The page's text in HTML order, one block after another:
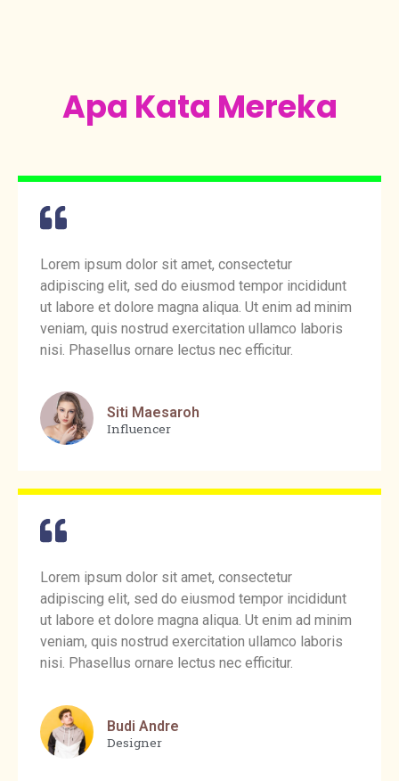
Apa Kata Mereka
Lorem ipsum dolor sit amet, consectetur
adipiscing elit, sed do eiusmod tempor incididunt
ut labore et dolore magna aliqua. Ut enim ad minim
veniam, quis nostrud exercitation ullamco laboris
nisi. Phasellus ornare lectus nec efficitur.
Siti Maesaroh
Influencer
Lorem ipsum dolor sit amet, consectetur
adipiscing elit, sed do eiusmod tempor incididunt
ut labore et dolore magna aliqua. Ut enim ad minim
veniam, quis nostrud exercitation ullamco laboris
nisi. Phasellus ornare lectus nec efficitur.
Budi Andre
Designer